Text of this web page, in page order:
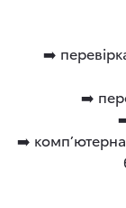
➡️
➡️
➡️ компʼютерна